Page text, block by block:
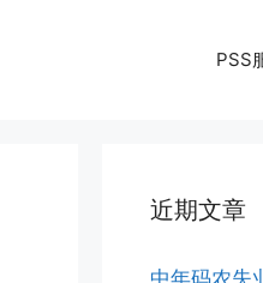
PSS
近期文章
中年码农失